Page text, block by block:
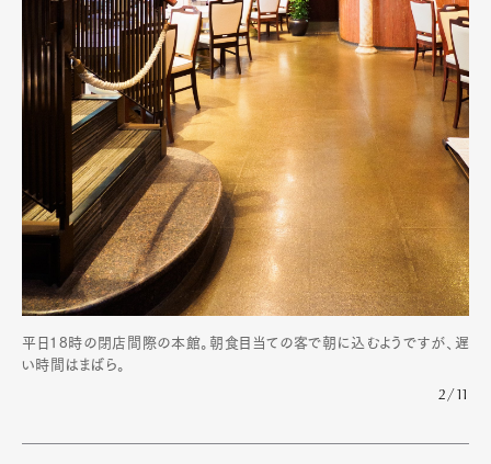
平日18時の閉店間際の本館。朝食目当ての客で朝に込むようですが、遅
い時間はまばら。
2/11